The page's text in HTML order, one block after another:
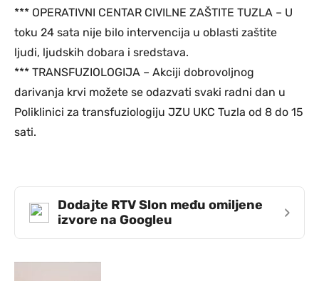
*** OPERATIVNI CENTAR CIVILNE ZAŠTITE TUZLA – U
toku 24 sata nije bilo intervencija u oblasti zaštite
ljudi, ljudskih dobara i sredstava.
*** TRANSFUZIOLOGIJA – Akciji dobrovoljnog
darivanja krvi možete se odazvati svaki radni dan u
Poliklinici za transfuziologiju JZU UKC Tuzla od 8 do 15
sati.
Dodajte RTV Slon među omiljene
izvore na Googleu
›